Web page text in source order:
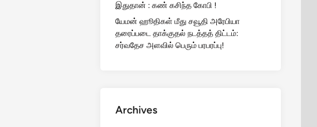
இதுதான் : கண் கசிந்த கோபி !
யேமன் ஹூதிகள் மீது சவூதி அரேபியா
தரைப்படை தாக்குதல் நடத்தத் திட்டம்:
சர்வதேச அளவில் பெரும் பரபரப்பு!
Archives